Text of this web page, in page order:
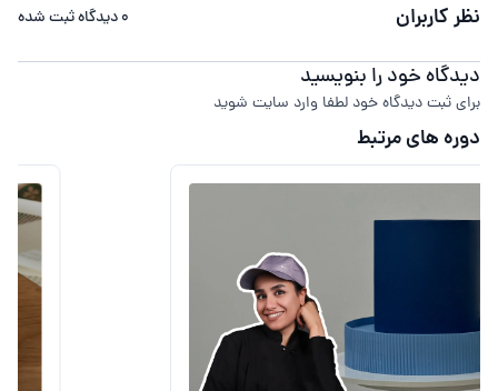
نظر کاربران 0دیدگاه ثبت شده
دیدگاه خود را بنویسید
برای ثبت دیدگاه خود لطفا وارد سایت شوید
دوره های مرتبط